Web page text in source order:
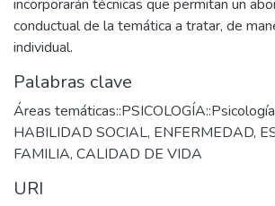
incorporarán técnicas que permitan un
conductual de la temática a tratar, de
individual.
Palabras clave
Áreas
HABILIDAD SOCIAL, ENFERMEDAD,
FAMILIA, CALIDAD DE VIDA
URI